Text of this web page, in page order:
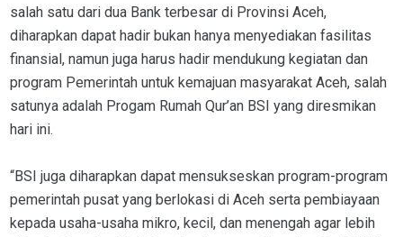
salah satu dari dua Bank terbesar di Provinsi Aceh,
diharapkan dapat hadir bukan hanya menyediakan fasilitas
finansial, namun juga harus hadir mendukung kegiatan dan
program Pemerintah untuk kemajuan masyarakat Aceh, salah
satunya adalah Progam Rumah Qur’an BSI yang diresmikan
hari ini.
“BSI juga diharapkan dapat mensukseskan program-program
pemerintah pusat yang berlokasi di Aceh serta pembiayaan
kepada usaha-usaha mikro, kecil, dan menengah agar lebih